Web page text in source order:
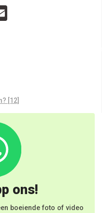
[12]
ons!
boeiende foto of video